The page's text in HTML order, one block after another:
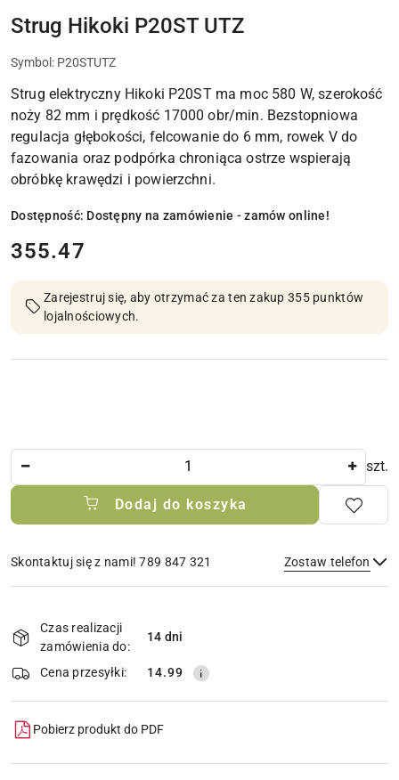
I
PRACY
Strug Hikoki P20ST UTZ
Symbol: P20STUTZ
Strug elektryczny Hikoki P20ST ma moc 580 W, szerokość
noży 82 mm i prędkość 17000 obr/min. Bezstopniowa
regulacja głębokości, felcowanie do 6 mm, rowek V do
fazowania oraz podpórka chroniąca ostrze wspierają
obróbkę krawędzi i powierzchni.
Dostępność: Dostępny na zamówienie - zamów online!
cena:
355.47
Zarejestruj się, aby otrzymać za ten zakup 355 punktów
lojalnościowych.
szt.
Dodaj do koszyka
Skontaktuj się z nami! 789 847 321 Zostaw telefon
Wyślij
dostawa
Czas realizacji
zamówienia do:
14 dni
Cena przesyłki: 14.99
Pobierz produkt do PDF